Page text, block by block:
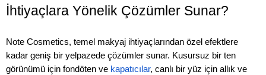
İhtiyaçlara Yönelik Çözümler Sunar?
Note Cosmetics, temel makyaj ihtiyaçlarından özel efektlere
kadar geniş bir yelpazede çözümler sunar. Kusursuz bir ten
görünümü için fondöten ve kapatıcılar, canlı bir yüz için allık ve